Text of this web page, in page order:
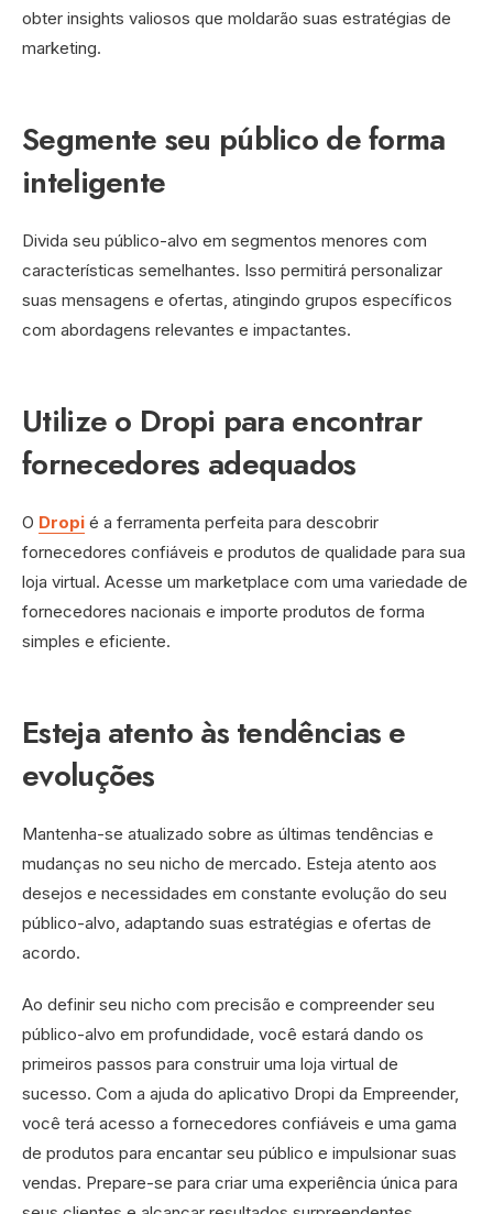
obter insights valiosos que moldarão suas estratégias de
marketing.
Segmente seu público de forma
inteligente
Divida seu público-alvo em segmentos menores com
características semelhantes. Isso permitirá personalizar
suas mensagens e ofertas, atingindo grupos específicos
com abordagens relevantes e impactantes.
Utilize o Dropi para encontrar
fornecedores adequados
O Dropi é a ferramenta perfeita para descobrir
fornecedores confiáveis e produtos de qualidade para sua
loja virtual. Acesse um marketplace com uma variedade de
fornecedores nacionais e importe produtos de forma
simples e eficiente.
Esteja atento às tendências e
evoluções
Mantenha-se atualizado sobre as últimas tendências e
mudanças no seu nicho de mercado. Esteja atento aos
desejos e necessidades em constante evolução do seu
público-alvo, adaptando suas estratégias e ofertas de
acordo.
Ao definir seu nicho com precisão e compreender seu
público-alvo em profundidade, você estará dando os
primeiros passos para construir uma loja virtual de
sucesso. Com a ajuda do aplicativo Dropi da Empreender,
você terá acesso a fornecedores confiáveis e uma gama
de produtos para encantar seu público e impulsionar suas
vendas. Prepare-se para criar uma experiência única para